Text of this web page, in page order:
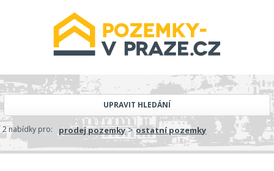
UPRAVIT HLEDÁNÍ
2 nabídky pro: prodej pozemky>ostatní pozemky